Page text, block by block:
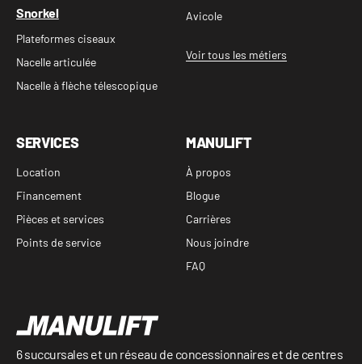
Snorkel
Plateformes ciseaux
Nacelle articulée
Nacelle à flèche télescopique
Avicole
Voir tous les métiers
SERVICES
Location
Financement
Pièces et services
Points de service
MANULIFT
À propos
Blogue
Carrières
Nous joindre
FAQ
6 succursales et un réseau de concessionnaires et de centres